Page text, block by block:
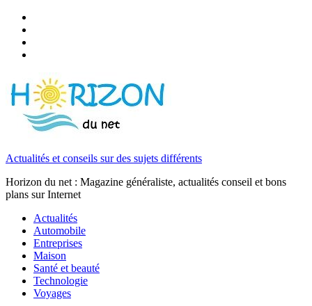
Actualités et conseils sur des sujets différents
Horizon du net : Magazine généraliste, actualités conseil et bons
plans sur Internet
Actualités
Automobile
Entreprises
Maison
Santé et beauté
Technologie
Voyages